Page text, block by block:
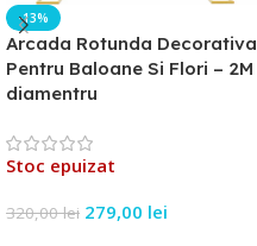
-13%
Arcada Rotunda Decorativa
Pentru Baloane Si Flori – 2M
diamentru
Stoc epuizat
320,00lei 279,00 lei